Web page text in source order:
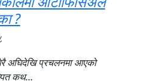
?
अघिदेखि प्रचलनमा आएको
कथ…